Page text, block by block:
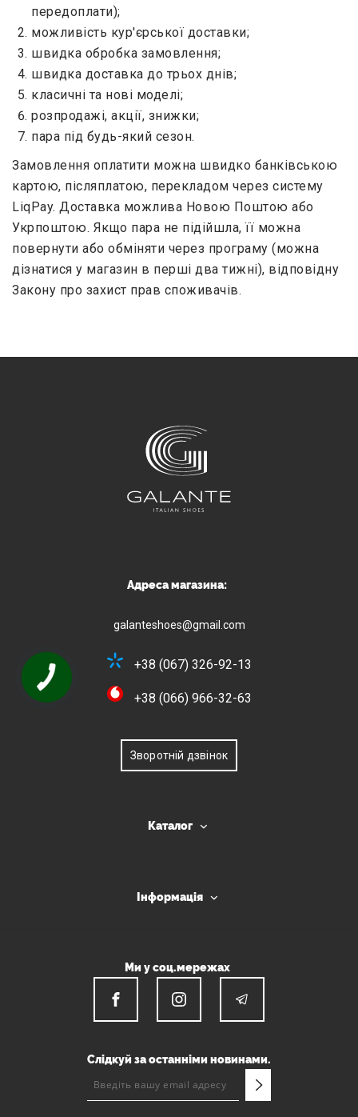
передоплати);
можливість кур'єрської доставки;
швидка обробка замовлення;
швидка доставка до трьох днів;
класичні та нові моделі;
розпродажі, акції, знижки;
пара під будь-який сезон.
Замовлення оплатити можна швидко банківською
картою, післяплатою, перекладом через систему
LiqPay. Доставка можлива Новою Поштою або
Укрпоштою. Якщо пара не підійшла, її можна
повернути або обміняти через програму (можна
дізнатися у магазин в перші два тижні), відповідну
Закону про захист прав споживачів.
Адреса магазина:
galanteshoes@gmail.com
+38 (067) 326-92-13
+38 (066) 966-32-63
Зворотній дзвінок
Каталог
Інформація
Ми у соц.мережах
Слідкуй за останніми новинами.